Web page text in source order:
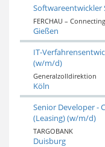
FERCHAU –
Gießen
IT-
(w/m/d)
Generalzolldirektion
Köln
Senior Developer -
(Leasing) (w/m/d)
TARGOBANK
Duisburg